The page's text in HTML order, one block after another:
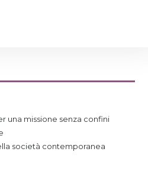
una missione senza confini
società contemporanea